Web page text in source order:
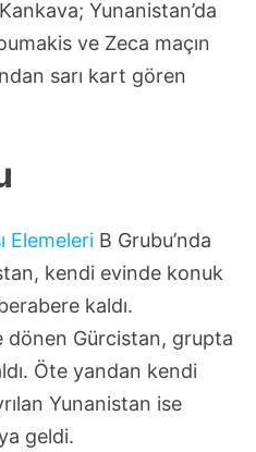
Yunanistan’da
ve Zeca maçın
sarı kart gören
ElemeleriB Grubu’nda
kendi evinde konuk
kaldı.
dönen Gürcistan, grupta
Öte yandan kendi
Yunanistan ise
geldi.